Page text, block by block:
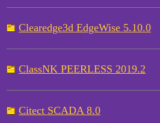
Clearedge3d EdgeWise 5.10.0
ClassNK PEERLESS 2019.2
Citect SCADA 8.0